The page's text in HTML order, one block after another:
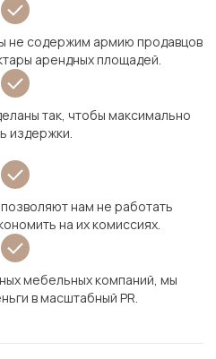
не содержим армию продавцов
арендных площадей.
так, чтобы максимально
издержки.
нам не работать
на их комиссиях.
мебельных компаний, мы
в масштабный PR.